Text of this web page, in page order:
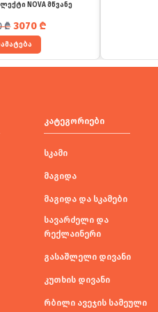
NOVA მწვანე
₾ ფასი იყო: 3470 ₾.
3070 ₾ფასია: 3070 ₾.
კატეგორიები
სკამი
მაგიდა
მაგიდა და სკამები
სავარძელი და
რექლაინერი
გასაშლელი დივანი
კუთხის დივანი
რბილი ავეჯის სამეული